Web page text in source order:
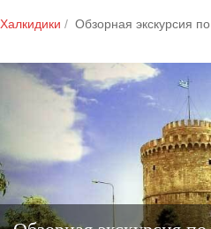
Халкидики Обзорная экскурсия